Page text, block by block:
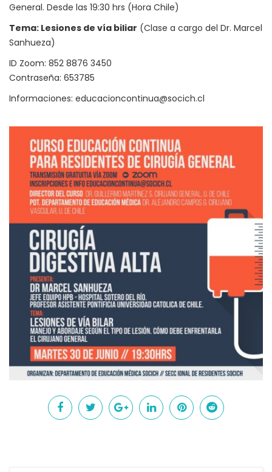
General. Desde las 19:30 hrs (Hora Chile)
Tema: Lesiones de vía biliar (Clase a cargo del Dr. Marcel
Sanhueza)
ID Zoom: 852 8876 3450
Contraseña: 653785
Informaciones: educacioncontinua@socich.cl